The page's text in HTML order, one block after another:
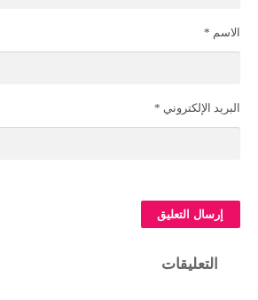
الاسم *
البريد الإلكتروني *
التعليقات